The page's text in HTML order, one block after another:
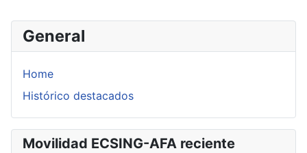
General
Home
Histórico destacados
Movilidad ECSING-AFA reciente